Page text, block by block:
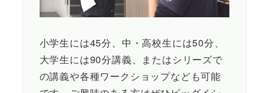
小学生には45分、中・高校生には50分、
大学生には90分講義、またはシリーズで
の講義や各種ワークショップなども可能